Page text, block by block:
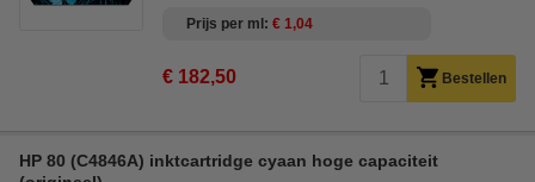
Prijs per ml € 1,04
€ 182,50 Bestellen
HP 80 (C4846A) inktcartridge cyaan hoge capaciteit